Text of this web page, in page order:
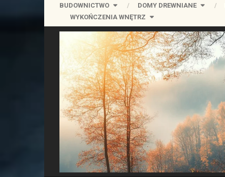
BUDOWNICTWO DOMY DREWNIANE
WYKOŃCZENIA WNĘTRZ